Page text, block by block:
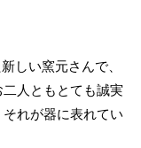
しい窯元さんで、
人ともとても誠実
れが器に表れてい